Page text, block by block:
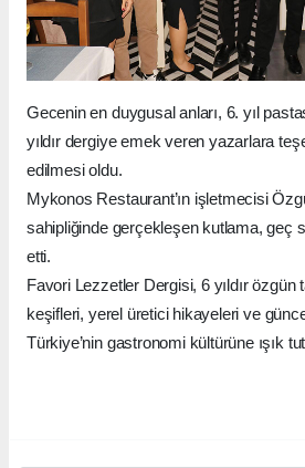
Gecenin en duygusal anları, 6. yıl
yıldır dergiye emek veren yazarlara
edilmesi oldu.
Mykonos Restaurant’ın işletmecisi
sahipliğinde gerçekleşen kutlama, geç
etti.
Favori Lezzetler Dergisi, 6 yıldır özgün
keşifleri, yerel üretici hikayeleri ve
Türkiye’nin gastronomi kültürüne ışık